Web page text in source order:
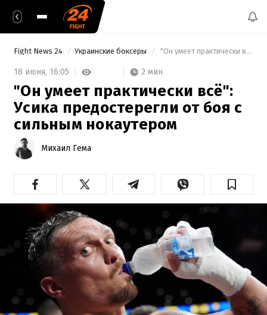
Fight News 24 Украинские боксеры "Он умеет практически всё": Усика предостерегли от боя с сильным нокаутером
18 июня, 16:05 2 мин
"Он умеет практически всё":
Усика предостерегли от боя с
сильным нокаутером
Михаил Гема